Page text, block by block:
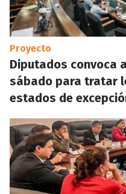
Proyecto
Diputados convoca
sábado para tratar
estados de